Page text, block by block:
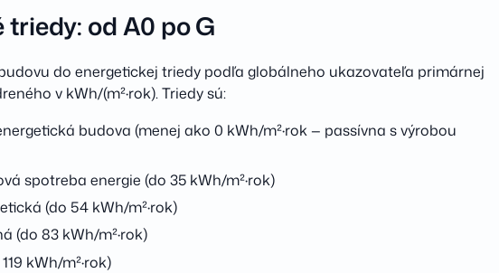
od A0 po G
do energetickej triedy podľa globálneho ukazovateľa primárnej
v kWh/(m²·rok). Triedy sú:
budova (menej ako 0 kWh/m²·rok — passívna s výrobou
spotreba energie (do 35 kWh/m²·rok)
(do 54 kWh/m²·rok)
(do 83 kWh/m²·rok)
kWh/m²·rok)